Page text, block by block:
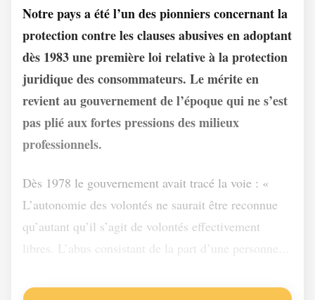
Notre pays a été l’un des pionniers concernant la
protection contre les clauses abusives en adoptant
dès 1983 une première loi relative à la protection
juridique des consommateurs. Le mérite en
revient au gouvernement de l’époque qui ne s’est
pas plié aux fortes pressions des milieux
professionnels.
Dès 1978 le gouvernement avait tracé la voie : «
L’autonomie des volontés ne saurait être reconnue
qu’autant qu’il s’agit de volontés effectivement
libres. L’abus consistant de la part d’une personne...